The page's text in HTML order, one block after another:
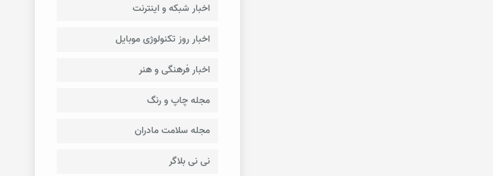
اخبار شبکه و اینترنت
اخبار روز تکنولوژی موبایل
اخبار فرهنگی و هنر
مجله چاپ و رنگ
مجله سلامت مادران
نی نی بلاگر